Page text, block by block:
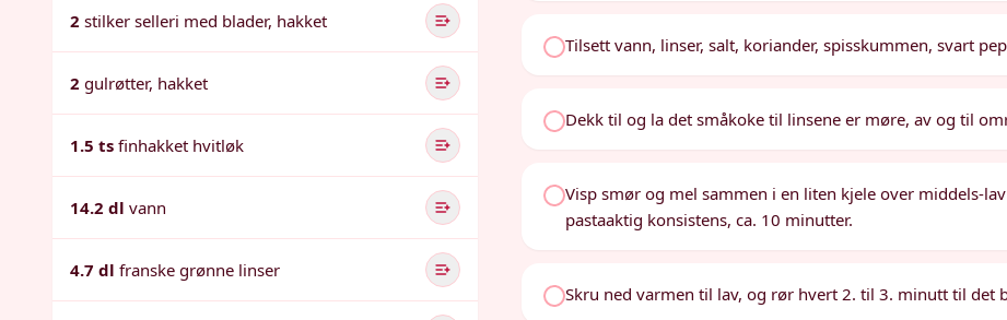
2 stilker selleri med blader, hakket
2 gulrøtter, hakket
1.5 ts finhakket hvitløk
14.2 dl vann
4.7 dl franske grønne linser
Tilsett vann, linser, salt, koriander, spisskummen, svart
Dekk til og la det småkoke til linsene er møre, av og til
Visp smør og mel sammen i en liten kjele over middels-
pastaaktig konsistens, ca. 10 minutter.
Skru ned varmen til lav, og rør hvert 2. til 3. minutt til det